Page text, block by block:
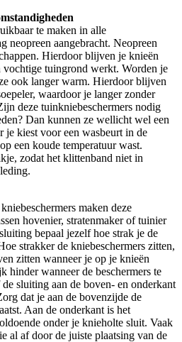
te maken in alle
neopreen aangebracht. Neopreen
Hierdoor blijven je knieën
vochtige tuingrond werkt. Worden je
ook langer warm. Hierdoor blijven
waardoor je langer zonder
deze tuinkniebeschermers nodig
Dan kunnen ze wellicht wel een
je kiest voor een wasbeurt in de
een koude temperatuur wast.
zodat het klittenband niet in
maken deze
hovenier, stratenmaker of tuinier
bepaal jezelf hoe strak je de
strakker de kniebeschermers zitten,
zitten wanneer je op je knieën
hinder wanneer de beschermers te
sluiting aan de boven- en onderkant
dat je aan de bovenzijde de
Aan de onderkant is het
onder je knieholte sluit. Vaak
al af door de juiste plaatsing van de